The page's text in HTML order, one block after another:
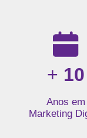
Resultados da
+ 10
Anos em
Marketing